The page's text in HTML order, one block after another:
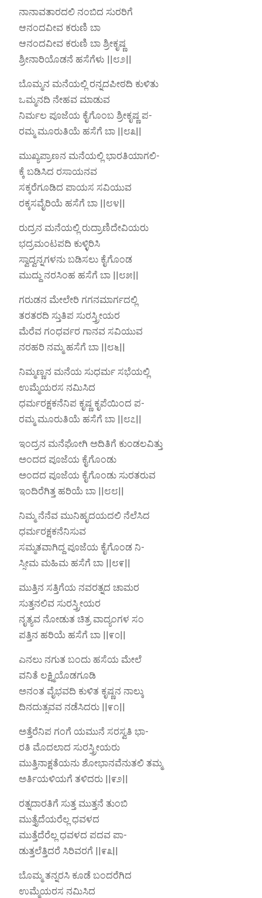
ನಾನಾವತಾರದಲಿ ನಂಬಿದ ಸುರರಿಗೆ
ಆನಂದವೀವ ಕರುಣಿ ಬಾ
ಆನಂದವೀವ ಕರುಣಿ ಬಾ ಶ್ರೀಕೃಷ್ಣ
ಶ್ರೀನಾರಿಯೊಡನೆ ಹಸೆಗೆಳು ||೮೨||
ಬೊಮ್ಮನ ಮನೆಯಲ್ಲಿ ರನ್ನದಪೀಠದಿ ಕುಳಿತು
ಒಮ್ಮನದಿ ನೇಹವ ಮಾಡುವ
ನಿರ್ಮಲ ಪೂಜೆಯ ಕೈಗೊಂಬ ಶ್ರೀಕೃಷ್ಣ ಪ-
ರಮ್ಮ ಮೂರುತಿಯೆ ಹಸೆಗೆ ಬಾ ||೮೩||
ಮುಖ್ಯಪ್ರಾಣನ ಮನೆಯಲ್ಲಿ ಭಾರತಿಯಾಗಲಿ-
ಕ್ಕೆ ಬಡಿಸಿದ ರಸಾಯನವ
ಸಕ್ಕರೆಗೂಡಿದ ಪಾಯಸ ಸವಿಯುವ
ರಕ್ಕಸವೈರಿಯೆ ಹಸೆಗೆ ಬಾ ||೮೪||
ರುದ್ರನ ಮನೆಯಲ್ಲಿ ರುದ್ರಾಣಿದೇವಿಯರು
ಭದ್ರಮಂಟಪದಿ ಕುಳ್ಳಿರಿಸಿ
ಸ್ವಾದ್ವನ್ನಗಳನು ಬಡಿಸಲು ಕೈಗೊಂಡ
ಮುದ್ದು ನರಸಿಂಹ ಹಸೆಗೆ ಬಾ ||೮೫||
ಗರುಡನ ಮೇಲೇರಿ ಗಗನಮಾರ್ಗದಲ್ಲಿ
ತರತರದಿ ಸ್ತುತಿಪ ಸುರಸ್ತ್ರೀಯರ
ಮೆರೆವ ಗಂಧರ್ವರ ಗಾನವ ಸವಿಯುವ
ನರಹರಿ ನಮ್ಮ ಹಸೆಗೆ ಬಾ ||೮೬||
ನಿಮ್ಮಣ್ಣನ ಮನೆಯ ಸುಧರ್ಮ ಸಭೆಯಲ್ಲಿ
ಉಮ್ಮೆಯರಸ ನಮಿಸಿದ
ಧರ್ಮರಕ್ಷಕನೆನಿಪ ಕೃಷ್ಣ ಕೃಪೆಯಿಂದ ಪ-
ರಮ್ಮ ಮೂರುತಿಯೆ ಹಸೆಗೆ ಬಾ ||೮೭||
ಇಂದ್ರನ ಮನೆಘೋಗಿ ಅದಿತಿಗೆ ಕುಂಡಲವಿತ್ತು
ಅಂದದ ಪೂಜೆಯ ಕೈಗೊಂಡು
ಅಂದದ ಪೂಜೆಯ ಕೈಗೊಂಡು ಸುರತರುವ
ಇಂದಿರೆಗಿತ್ತ ಹರಿಯೆ ಬಾ ||೮೮||
ನಿಮ್ಮ ನೆನೆವ ಮುನಿಹೃದಯದಲಿ ನೆಲೆಸಿದ
ಧರ್ಮರಕ್ಷಕನೆನಿಸುವ
ಸಮ್ಮತವಾಗಿದ್ದ ಪೂಜೆಯ ಕೈಗೊಂಡ ನಿ-
ಸ್ಸೀಮ ಮಹಿಮ ಹಸೆಗೆ ಬಾ ||೮೯||
ಮುತ್ತಿನ ಸತ್ತಿಗೆಯ ನವರತ್ನದ ಚಾಮರ
ಸುತ್ತನಲಿವ ಸುರಸ್ತ್ರೀಯರ
ನೃತ್ಯವ ನೋಡುತ ಚಿತ್ರ ವಾದ್ಯಂಗಳ ಸಂ
ಪತ್ತಿನ ಹರಿಯೆ ಹಸೆಗೆ ಬಾ ||೯೦||
ಎನಲು ನಗುತ ಬಂದು ಹಸೆಯ ಮೇಲೆ
ವನಿತೆ ಲಕ್ಷ್ಮಿಯೊಡಗೂಡಿ
ಅನಂತ ವೈಭವದಿ ಕುಳಿತ ಕೃಷ್ಣನ ನಾಲ್ಕು
ದಿನದುತ್ಸವವ ನಡೆಸಿದರು ||೯೧||
ಅತ್ತೆರೆನಿಪ ಗಂಗೆ ಯಮುನೆ ಸರಸ್ವತಿ ಭಾ-
ರತಿ ಮೊದಲಾದ ಸುರಸ್ತ್ರೀಯರು
ಮುತ್ತಿನಾಕ್ಷತೆಯನು ಶೋಭಾನವೆನುತಲಿ ತಮ್ಮ
ಅರ್ತಿಯಳಿಯಗೆ ತಳಿದರು ||೯೨||
ರತ್ನದಾರತಿಗೆ ಸುತ್ತ ಮುತ್ತನೆ ತುಂಬಿ
ಮುತ್ತೈದೆಯರೆಲ್ಲ ಧವಳದ
ಮುತ್ತೆದೆರೆಲ್ಲ ಧವಳದ ಪದವ ಪಾ-
ಡುತ್ತಲೆತ್ತಿದರೆ ಸಿರಿವರಗೆ ||೯೩||
ಬೊಮ್ಮ ತನ್ನರಸಿ ಕೂಡೆ ಬಂದರೆಗಿದ
ಉಮ್ಮೆಯರಸ ನಮಿಸಿದ